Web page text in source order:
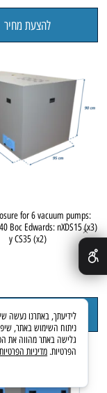
להצעת מחיר
for 6 vacuum pumps:
Boc Edwards: nXDS15 (x3)
y CS35 (x2)
להצעת מחיר
✕
ניתוח השימוש באתר,
גלישה באתר מהווה את
הפרטיות. מדיניות הפרטיות